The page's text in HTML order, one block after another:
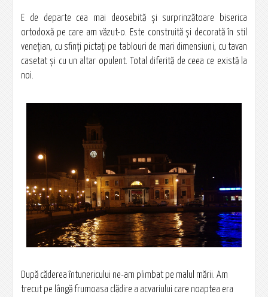
E de departe cea mai deosebită şi surprinzătoare biserica
ortodoxă pe care am văzut-o. Este construită şi decorată în stil
veneţian, cu sfinţi pictaţi pe tablouri de mari dimensiuni, cu tavan
casetat şi cu un altar opulent. Total diferită de ceea ce există la
noi.
După căderea întunericului ne-am plimbat pe malul mării. Am
trecut pe lângă frumoasa clădire a acvariului care noaptea era